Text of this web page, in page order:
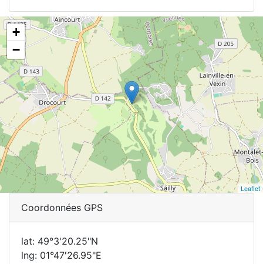
+
−
Leaflet
Coordonnées GPS
lat: 49°3'20.25"N
lng: 01°47'26.95"E